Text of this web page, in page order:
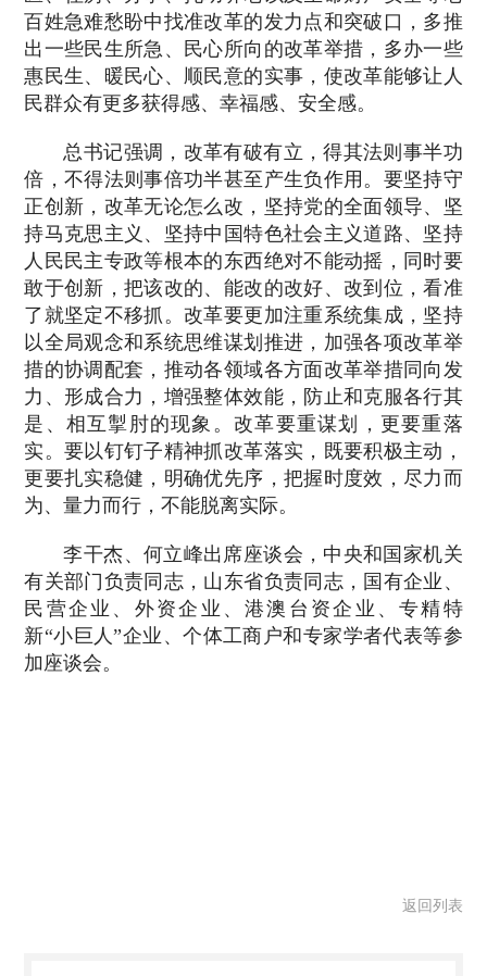
百姓急难愁盼中找准改革的发力点和突破口，多推
出一些民生所急、民心所向的改革举措，多办一些
惠民生、暖民心、顺民意的实事，使改革能够让人
民群众有更多获得感、幸福感、安全感。
总书记强调，改革有破有立，得其法则事半功
倍，不得法则事倍功半甚至产生负作用。要坚持守
正创新，改革无论怎么改，坚持党的全面领导、坚
持马克思主义、坚持中国特色社会主义道路、坚持
人民民主专政等根本的东西绝对不能动摇，同时要
敢于创新，把该改的、能改的改好、改到位，看准
了就坚定不移抓。改革要更加注重系统集成，坚持
以全局观念和系统思维谋划推进，加强各项改革举
措的协调配套，推动各领域各方面改革举措同向发
力、形成合力，增强整体效能，防止和克服各行其
是、相互掣肘的现象。改革要重谋划，更要重落
实。要以钉钉子精神抓改革落实，既要积极主动，
更要扎实稳健，明确优先序，把握时度效，尽力而
为、量力而行，不能脱离实际。
李干杰、何立峰出席座谈会，中央和国家机关
有关部门负责同志，山东省负责同志，国有企业、
民营企业、外资企业、港澳台资企业、专精特
新“小巨人”企业、个体工商户和专家学者代表等参
加座谈会。
返回列表